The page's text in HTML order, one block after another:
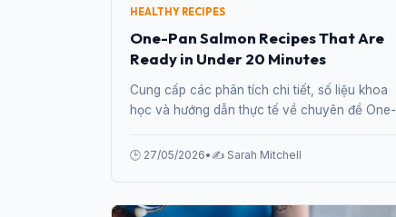
HEALTHY RECIPES
One-Pan Salmon Recipes That Are
Ready in Under 20 Minutes
Cung cấp các phân tích chi tiết, số liệu khoa
học và hướng dẫn thực tế về chuyên đề One-
20 Minutes từ chuyên gia.
🕒 27/05/2026• ✍️ Sarah Mitchell